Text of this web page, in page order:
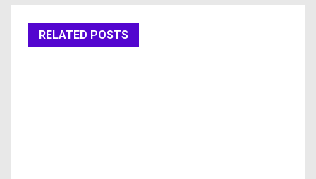
RELATED POSTS